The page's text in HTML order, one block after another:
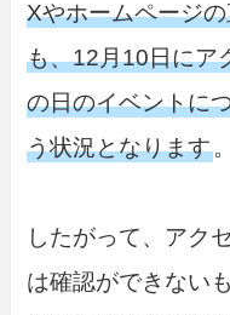
Xやホームページ
も、12月10日にア
の日のイベントに
う状況となります。
したがって、アク
は確認ができない